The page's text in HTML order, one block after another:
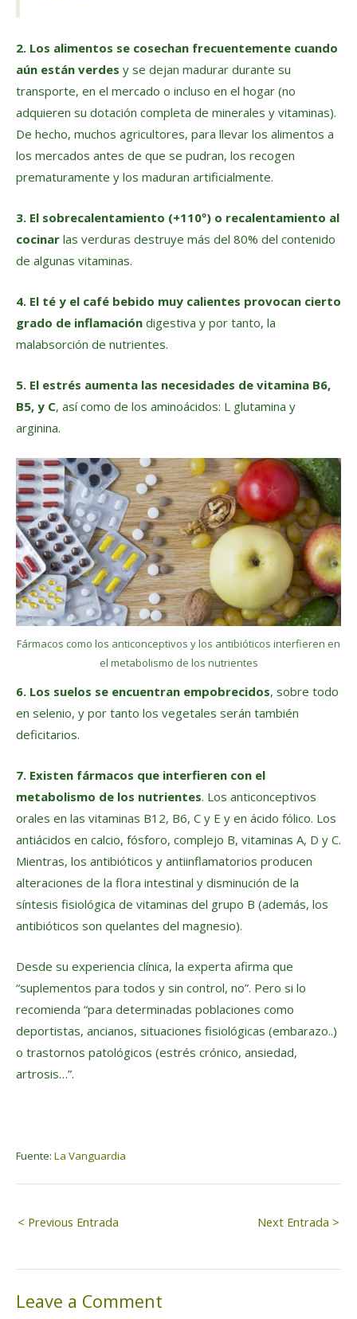
2. Los alimentos se cosechan frecuentemente cuando
aún están verdes y se dejan madurar durante su
transporte, en el mercado o incluso en el hogar (no
adquieren su dotación completa de minerales y vitaminas).
De hecho, muchos agricultores, para llevar los alimentos a
los mercados antes de que se pudran, los recogen
prematuramente y los maduran artificialmente.
3. El sobrecalentamiento (+110º) o recalentamiento al
cocinar las verduras destruye más del 80% del contenido
de algunas vitaminas.
4. El té y el café bebido muy calientes provocan cierto
grado de inflamación digestiva y por tanto, la
malabsorción de nutrientes.
5. El estrés aumenta las necesidades de vitamina B6,
B5, y C, así como de los aminoácidos: L glutamina y
arginina.
Fármacos como los anticonceptivos y los antibióticos interfieren en
el metabolismo de los nutrientes
6. Los suelos se encuentran empobrecidos, sobre todo
en selenio, y por tanto los vegetales serán también
deficitarios.
7. Existen fármacos que interfieren con el
metabolismo de los nutrientes. Los anticonceptivos
orales en las vitaminas B12, B6, C y E y en ácido fólico. Los
antiácidos en calcio, fósforo, complejo B, vitaminas A, D y C.
Mientras, los antibióticos y antiinflamatorios producen
alteraciones de la flora intestinal y disminución de la
síntesis fisiológica de vitaminas del grupo B (además, los
antibióticos son quelantes del magnesio).
Desde su experiencia clínica, la experta afirma que
“suplementos para todos y sin control, no”. Pero si lo
recomienda “para determinadas poblaciones como
deportistas, ancianos, situaciones fisiológicas (embarazo..)
o trastornos patológicos (estrés crónico, ansiedad,
artrosis…”.
Fuente: La Vanguardia
Navegación
de
< Previous Entrada Next Entrada >
Leave a Comment